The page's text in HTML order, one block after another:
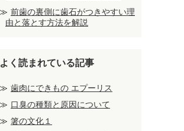
前歯の裏側に歯石がつきやすい理
由と落とす方法を解説
よく読まれている記事
歯肉にできもの エプーリス
口臭の種類と原因について
箸の文化１